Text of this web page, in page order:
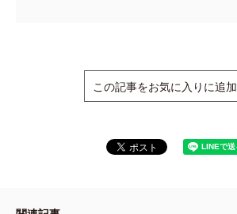
この記事をお気に入りに追加